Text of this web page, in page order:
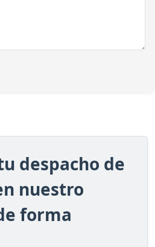
despacho de
nuestro
forma